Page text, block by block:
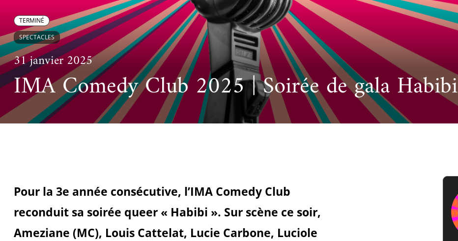
Festivals
Cinéma
Musique
Littérature et poésie
L’heure du conte
Centre de langue et de civilisation arabes
Accueillir une exposition pédagogique itinérante / Host
an educational travelling exhibition
Le projet de nouveau musée
Les rencontres économiques du monde arabe
Takam Tikou
Les Journées de l'histoire de l'IMA
TERMINÉ
SPECTACLES
31 janvier 2025
IMA Comedy Club 2025 | Soirée de gala Habibi
Pour la 3e année consécutive, l’IMA Comedy Club
reconduit sa soirée queer « Habibi ». Sur scène ce soir,
Ameziane (MC), Louis Cattelat, Lucie Carbone, Luciole